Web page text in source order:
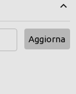
Aggiorna